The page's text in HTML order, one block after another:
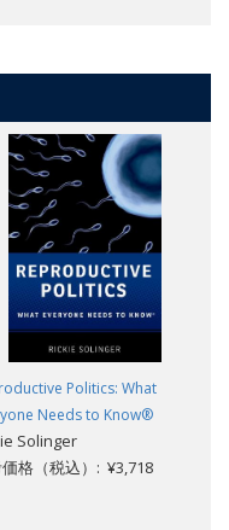
Politics: What
Needs to Know®
Solinger
格（税込）: ¥3,718